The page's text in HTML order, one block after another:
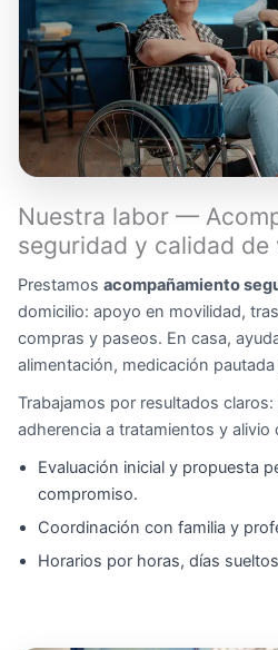
Nuestra labor —
seguridad y calidad de
Prestamos acompañamiento
domicilio: apoyo en movilidad,
compras y paseos. En casa,
alimentación, medicación
Trabajamos por resultados claros:
adherencia a tratamientos y alivio
Evaluación inicial y propuesta
compromiso.
Coordinación con familia y
Horarios por horas, días